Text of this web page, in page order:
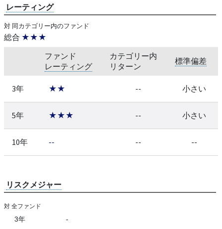
レーティング
対 同カテゴリー内のファンド
総合 ★★★
ファンド
レーティング
カテゴリー内
リターン
標準偏差
3年 ★★ -- 小さい
5年 ★★★ -- 小さい
10年 -- -- --
リスクメジャー
対 全ファンド
3年 -